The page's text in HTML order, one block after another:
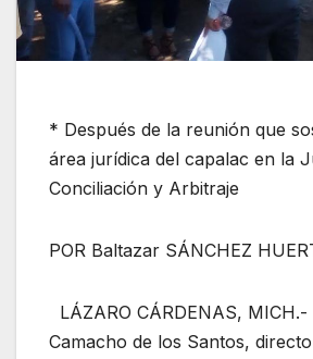
* Después de la reunión que
área jurídica del capalac en la
Conciliación y Arbitraje
POR Baltazar SÁNCHEZ
LÁZARO CÁRDENAS,
Camacho de los Santos,